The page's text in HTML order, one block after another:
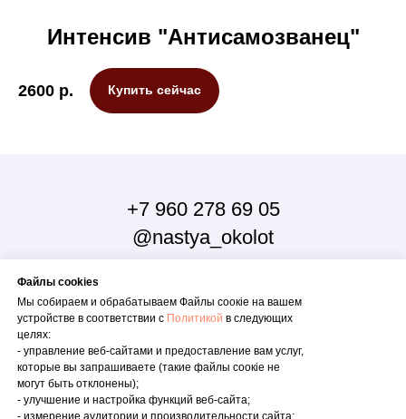
Файлы cookies
Мы собираем и обрабатываем Файлы соoкіе на вашем
устройстве в соответствии с Политикой в следующих
целях:
- управление веб-сайтами и предоставление вам услуг,
которые вы запрашиваете (такие файлы соокіе не
могут быть отклонены);
- улучшение и настройка функций веб-сайта;
Интенсив "Антисамозванец"
2600 р. Купить сейчас
+7 960 278 69 05
@nastya_okolot
© 2023 Все права защищены | Онлайн-школа Анастасии Околот
ПОЛИТИКА КОНФИДЕНЦИАЛЬНОСТИ
СОГЛАСИЕ НА ОБРАБОТКУ ПЕРСОНАЛЬНЫХ ДАННЫХ
ИНФОРМИРОВАННОЕ И ДОБРОВОЛЬНОЕ СОГЛАСИЕ НА